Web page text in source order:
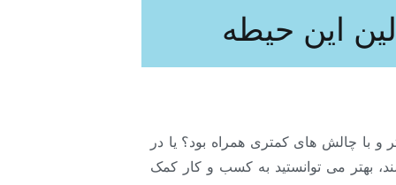
این حیطه
و با چالش های کمتری همراه بود؟ یا در
بهتر می توانستید به کسب و کار کمک